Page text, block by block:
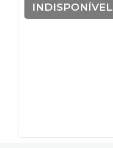
INDISPONÍVEL